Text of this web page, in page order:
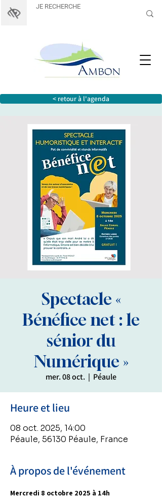
< retour à l'agenda
Spectacle «
Bénéfice net : le
sénior du
Numérique »
mer. 08 oct.
  |
Péaule
Heure et lieu
08 oct. 2025, 14:00
Péaule, 56130 Péaule, France
À propos de l'événement
Mercredi 8 octobre 2025 à 14h